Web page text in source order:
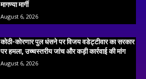
मागण्या मार्गी
August 6, 2026
कोठी-कोरणार पुल धंसने पर विजय वडेट्टीवार का सरकार
पर हमला, उच्चस्तरीय जांच और कड़ी कार्रवाई की मांग
August 6, 2026